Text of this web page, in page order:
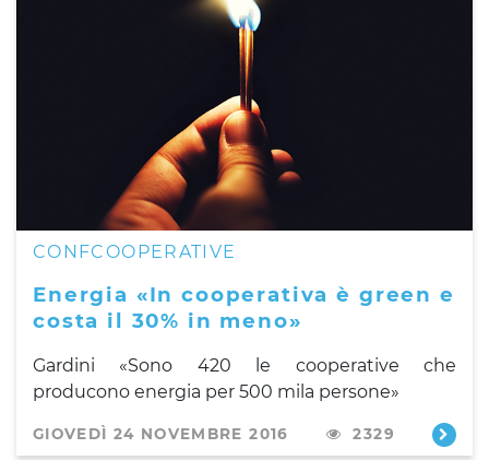
CONFCOOPERATIVE
Energia «In cooperativa è green e
costa il 30% in meno»
Gardini «Sono 420 le cooperative che
producono energia per 500 mila persone»
GIOVEDÌ 24 NOVEMBRE 2016 2329